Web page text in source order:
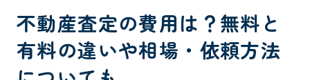
不動産査定の費用は？無料と
有料の違いや相場・依頼方法